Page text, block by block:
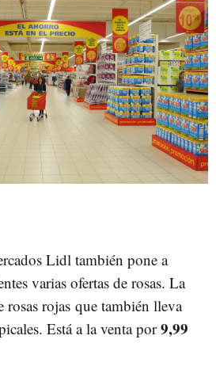
Lidl también pone a
varias ofertas de rosas. La
rosas rojas que también lleva
Está a la venta por9,99